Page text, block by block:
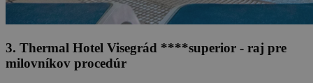
3. Thermal Hotel Visegrád ****superior - raj pre
milovníkov procedúr